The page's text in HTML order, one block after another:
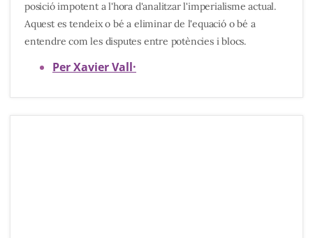
posició impotent a l'hora d'analitzar l'imperialisme actual.
Aquest es tendeix o bé a eliminar de l'equació o bé a
entendre com les disputes entre potències i blocs.
Per Xavier Vall·